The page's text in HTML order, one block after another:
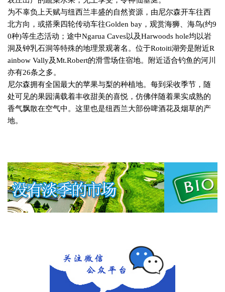
为不辜负上天赋与纽西兰丰盛的自然资源，由尼尔森开车往西
北方向，或搭乘四轮传动车往Golden bay ，观赏海狮、海鸟(约9
0种)等生态活动；途中Ngarua Caves以及Harwoods hole均以岩
洞及钟乳石洞等特殊的地理景观著名。位于Rotoiti湖旁是附近R
ainbow Vally及Mt.Robert的滑雪场住宿地。附近适合钓鱼的河川
亦有26条之多。
尼尔森拥有全国最大的苹果与梨的种植地。每到采收季节，随
处可见的果园满载着丰收甜美的喜悦，仿佛伴随着果实成熟的
香气飘散在空气中。这里也是纽西兰大部份啤酒花及烟草的产
地。